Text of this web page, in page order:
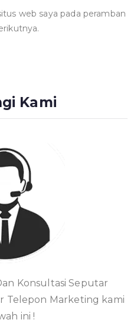
web saya pada peramban
Kami
Konsultasi Seputar
Telepon Marketing kami
ini !